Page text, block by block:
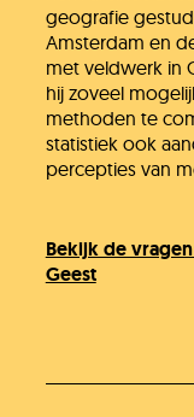
geografie
Amsterdam en
met veldwerk in
hij zoveel
methoden te
statistiek ook
percepties van
Bekijk de
Geest